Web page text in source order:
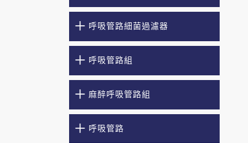
呼吸管路細菌過濾器
呼吸管路組
麻醉呼吸管路組
呼吸管路